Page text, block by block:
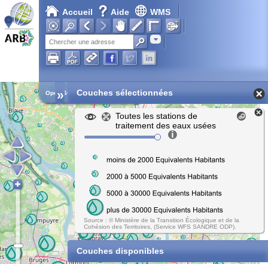
Accueil Aide WMS
Adresse
Open Street Map
» Couches sélectionnées
Toutes les stations de
traitement des eaux usées
Source : © Ministère de la Transition Écologique et de la
Cohésion des Territoires, (Service WFS SANDRE ODP).
Couches disponibles